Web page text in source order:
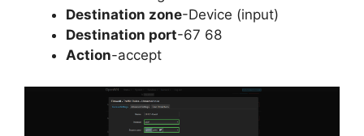
Destination zone-Device (input)
Destination port-67 68
Action-accept